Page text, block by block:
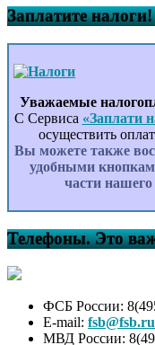
Заплатите налоги!
Уважаемые
С Сервиса «Заплати
осуществить
Вы можете также
удобными
части нашего
Телефоны. Это
ФСБ России:
E-mail: fsb@fsb.ru
МВД России: